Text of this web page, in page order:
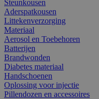
Steunkousen
Aderspatkousen
Littekenverzorging
Materiaal
Aerosol en Toebehoren
Batterijen
Brandwonden
Diabetes materiaal
Handschoenen
Oplossing voor injectie
Pillendozen en accessoires